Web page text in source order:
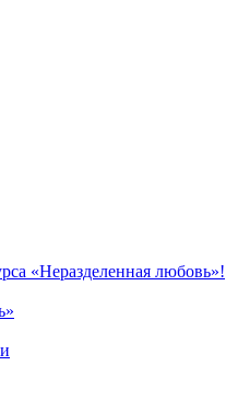
«Неразделенная любовь»!